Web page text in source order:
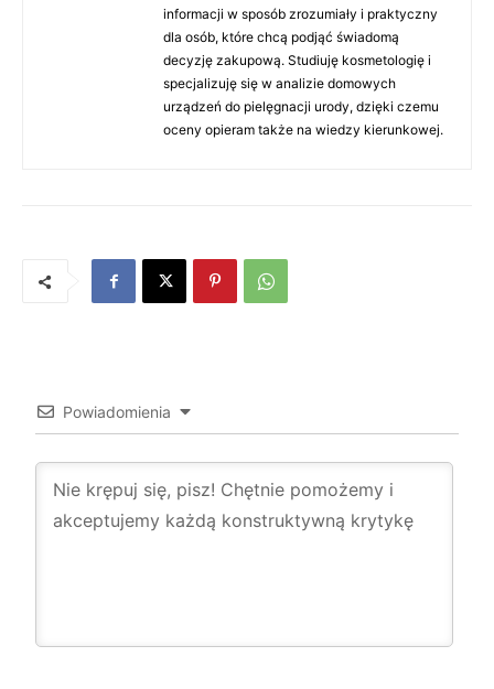
informacji w sposób zrozumiały i praktyczny
dla osób, które chcą podjąć świadomą
decyzję zakupową. Studiuję kosmetologię i
specjalizuję się w analizie domowych
urządzeń do pielęgnacji urody, dzięki czemu
oceny opieram także na wiedzy kierunkowej.
Powiadomienia